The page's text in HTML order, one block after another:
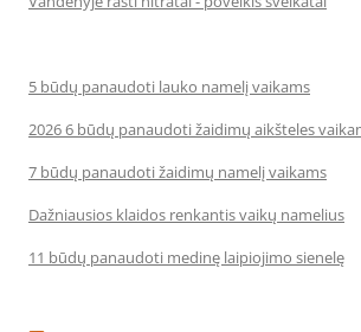
5 būdų panaudoti lauko namelį vaikams
2026 6 būdų panaudoti žaidimų aikšteles
7 būdų panaudoti žaidimų namelį vaikams
Dažniausios klaidos renkantis vaikų namelius
11 būdų panaudoti medinę laipiojimo sienelę